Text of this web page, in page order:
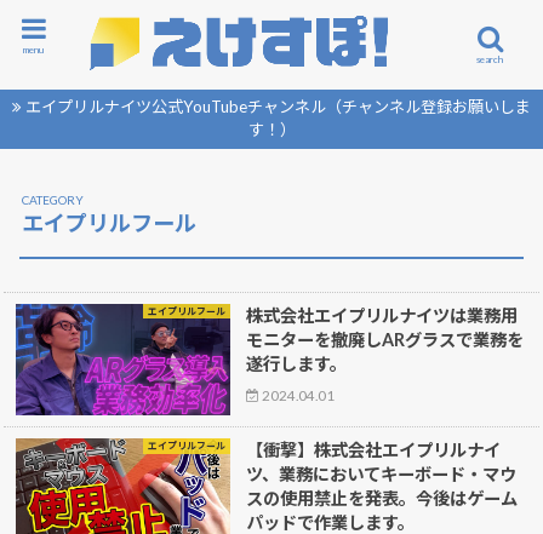
search
menu
エイプリルナイツ公式YouTubeチャンネル（チャンネル登録お願いしま
す！）
エイプリルフール
エイプリルフール
株式会社エイプリルナイツは業務用
モニターを撤廃しARグラスで業務を
遂行します。
2024.04.01
エイプリルフール
【衝撃】株式会社エイプリルナイ
ツ、業務においてキーボード・マウ
スの使用禁止を発表。今後はゲーム
パッドで作業します。